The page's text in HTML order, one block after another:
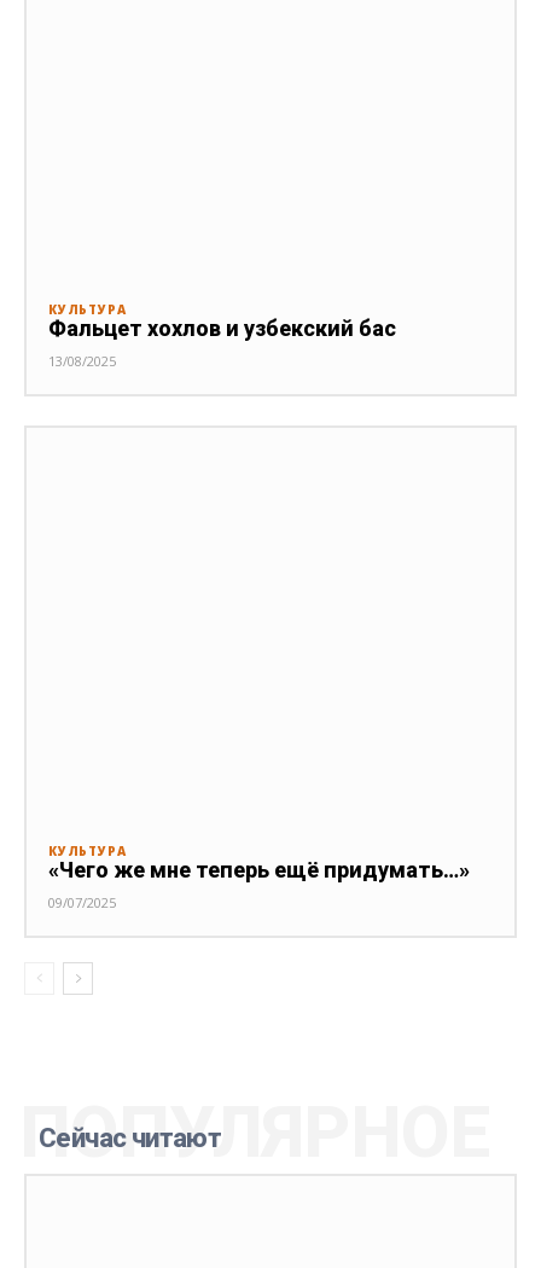
КУЛЬТУРА
Фальцет хохлов и узбекский бас
13/08/2025
КУЛЬТУРА
«Чего же мне теперь ещё придумать…»
09/07/2025
Сейчас читают
ПОПУЛЯРНОЕ